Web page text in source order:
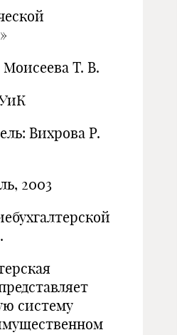
Т. В.
Вихрова Р.
2003
систему